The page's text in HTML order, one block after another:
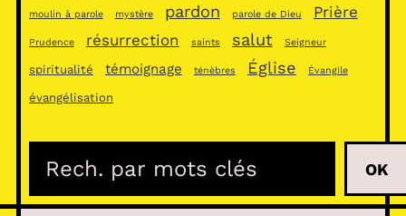
moulin à parole mystère pardon parole de Dieu Prière
Prudence résurrection saints salut Seigneur
spiritualité témoignage ténèbres Église Évangile
évangélisation
c
OK